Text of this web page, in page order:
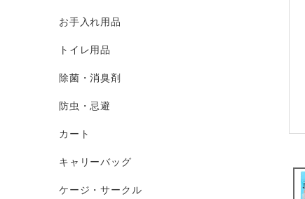
お手入れ用品
トイレ用品
除菌・消臭剤
防虫・忌避
カート
キャリーバッグ
ケージ・サークル